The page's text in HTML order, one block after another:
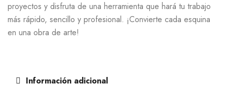
proyectos y disfruta de una herramienta que hará tu trabajo
más rápido, sencillo y profesional. ¡Convierte cada esquina
en una obra de arte!
Información adicional